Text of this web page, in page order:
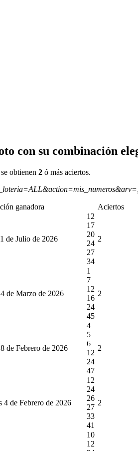
con su combinación
obtienen 2 ó más aciertos.
ganadora Aciertos
de Julio de 2026
12
17
20
24
27
34
2
de Marzo de 2026
1
7
12
16
24
45
2
de Febrero de 2026
4
5
6
12
24
47
2
4 de Febrero de 2026
12
24
26
27
33
41
2
10
12